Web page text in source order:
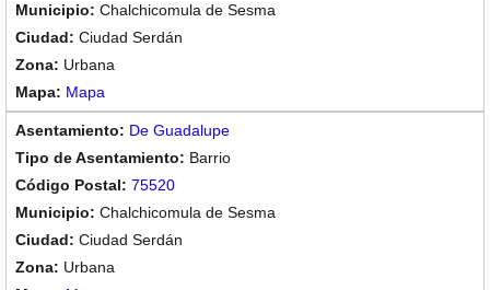
Chalchicomula de Sesma
Ciudad Serdán
Urbana
Mapa
De Guadalupe
Barrio
75520
Chalchicomula de Sesma
Ciudad Serdán
Urbana